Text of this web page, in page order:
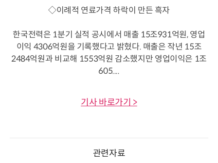
◇이례적 연료가격 하락이 만든 흑자
한국전력은 1분기 실적 공시에서 매출 15조931억원, 영업
이익 4306억원을 기록했다고 밝혔다. 매출은 작년 15조
2484억원과 비교해 1553억원 감소했지만 영업이익은 1조
605....
기사 바로가기 >
관련자료